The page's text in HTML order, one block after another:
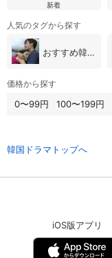
新着
人気のタグから探す
おすすめ韓国ドラマ
価格から探す
0〜99円 100〜199円
韓国ドラマトップへ
iOS版アプリ